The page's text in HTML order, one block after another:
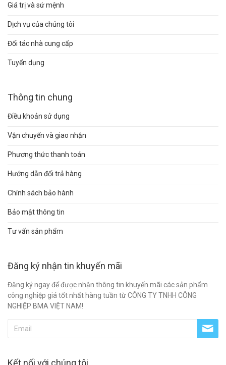
Giá trị và sứ mệnh
Dịch vụ của chúng tôi
Đối tác nhà cung cấp
Tuyển dụng
Thông tin chung
Điều khoản sử dụng
Vận chuyển và giao nhận
Phương thức thanh toán
Hướng dẫn đổi trả hàng
Chính sách bảo hành
Bảo mật thông tin
Tư vấn sản phẩm
Đăng ký nhận tin khuyến mãi
Đăng ký ngay để được nhận thông tin khuyến mãi các sản phẩm
công nghiệp giá tốt nhất hàng tuần từ CÔNG TY TNHH CÔNG
NGHIỆP BMA VIỆT NAM!
Kết nối với chúng tôi